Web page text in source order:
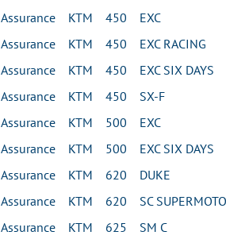
Assurance KTM 450 EXC
Assurance KTM 450 EXC RACING
Assurance KTM 450 EXC SIX DAYS
Assurance KTM 450 SX-F
Assurance KTM 500 EXC
Assurance KTM 500 EXC SIX DAYS
Assurance KTM 620 DUKE
Assurance KTM 620 SC SUPERMOTO
Assurance KTM 625 SM C